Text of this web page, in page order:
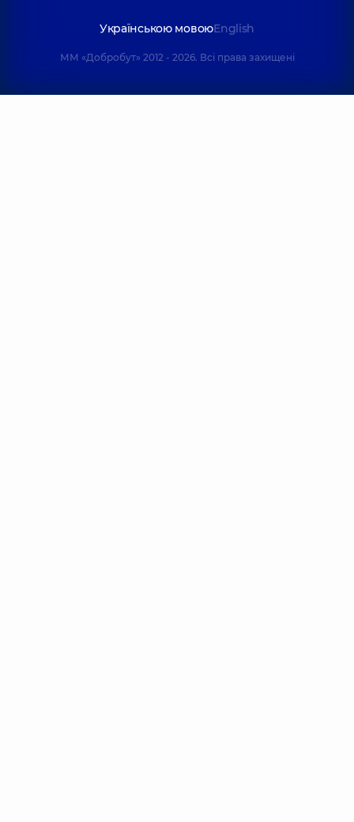
Українською мовоюEnglish
ММ «Добробут» 2012 - 2026. Всі права захищені